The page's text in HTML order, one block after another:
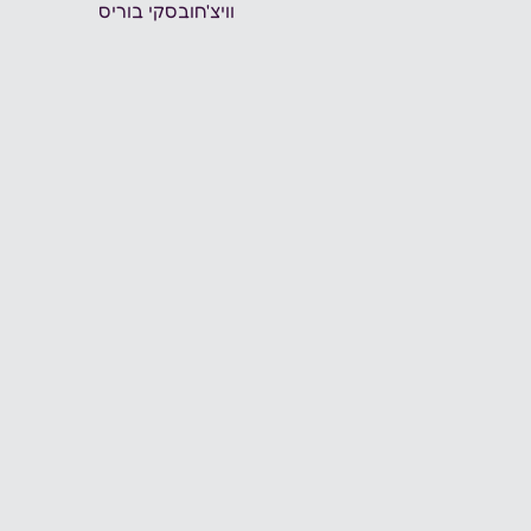
וויצ'חובסקי בוריס